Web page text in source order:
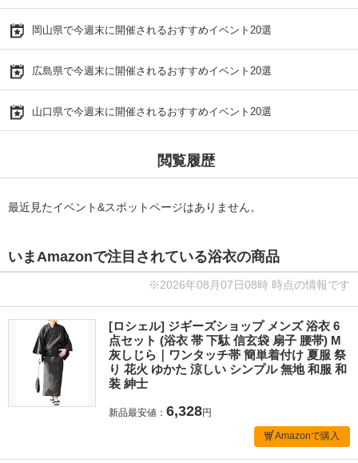
岡山県で今週末に開催されるおすすめイベント20選
広島県で今週末に開催されるおすすめイベント20選
山口県で今週末に開催されるおすすめイベント20選
閲覧履歴
最近見たイベント&スポットページはありません。
いまAmazonで注目されている浴衣の商品
※2026年08月07日08時 時点の情報です
[ロシェル] ジギーズショップ メンズ 浴衣 6
点セット (浴衣 帯 下駄 信玄袋 扇子 腰帯) M
灰しじら｜ワンタッチ帯 簡単着付け 夏服 祭
り 花火 ゆかた 涼しい シンプル 無地 和服 和
装 紳士
新品最安値： 6,328円
Amazonで購入